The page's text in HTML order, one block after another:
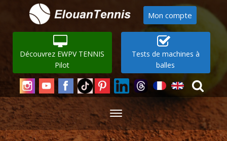
Mon compte
Découvrez EWPV TENNIS
Pilot
Tests de machines à
balles